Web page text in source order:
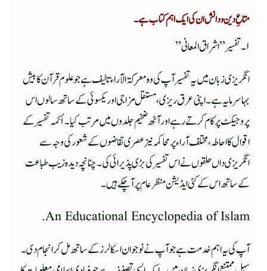
متاعِ دین و دانش ان کی ایک اہم کتاب ہے۔
۱۔تفسیر ” اشراق المعانی”
انگریزی زبان میں یہ تفسیر آپ کی وہ معرکۃ الآراء تالیف ہے جو علوم قرآن کا بیش
بہا سرمایہ ہے ۔ اپنی عرق ریزی ،مستقل مزاجی اور یکسوئی کے ساتھ سالوں اس
پروجیکٹ پر کام کرتے رہے اور آٹھ ضخیم جلدوں میں مرتب کیا ۔ أئمہ تفسیر کے
اقوال کا احاطہ ، مختلف آراء پر محاکمہ نیز عصری تقاضوں کے شعور کی وجہ سے
انگریزی داں حلقوں نے اس تفسیر کی بڑی پذیرائی کی ۔ چنانچہ دیدہ زیب طباعت
کے ساتھ اس کے کئی ایڈیشن منظر عام پر آچکے ہیں ۔
An Educational Encyclopedia of Islam.
آپ کی یہ اہم خدمت ہےجو آپ نے نوجوان اسکالرز کے ساتھ مل کر انجام دی۔